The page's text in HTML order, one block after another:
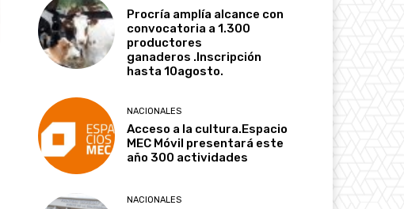
Procría amplía alcance con
convocatoria a 1.300
productores
ganaderos .Inscripción
hasta 10agosto.
NACIONALES
Acceso a la cultura.Espacio
MEC Móvil presentará este
año 300 actividades
NACIONALES